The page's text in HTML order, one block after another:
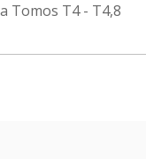
Tomos T4 - T4,8